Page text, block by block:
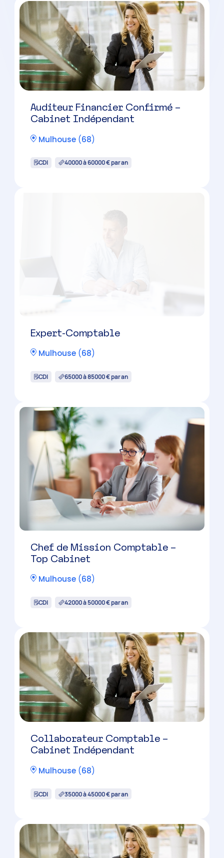
Auditeur Financier Confirmé –
Cabinet Indépendant
Mulhouse (68)
CDI 40000 à 60000 € par an
Expert-Comptable
Mulhouse (68)
CDI 65000 à 85000 € par an
Chef de Mission Comptable –
Top Cabinet
Mulhouse (68)
CDI 42000 à 50000 € par an
Collaborateur Comptable –
Cabinet Indépendant
Mulhouse (68)
CDI 35000 à 45000 € par an